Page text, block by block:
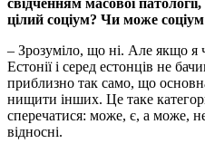
цілий соціум? Чи може
– Зрозуміло, що ні. Але якщо я
Естонії і серед естонців не
приблизно так само, що
нищити інших. Це таке
сперечатися: може, є, а може,
відносні.